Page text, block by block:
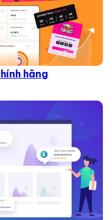
hãng